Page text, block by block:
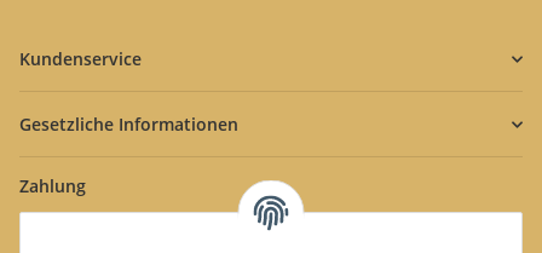
Kundenservice
Gesetzliche Informationen
Zahlung